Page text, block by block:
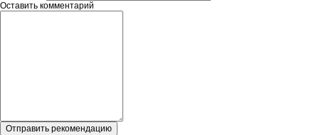
Оставить комментарий